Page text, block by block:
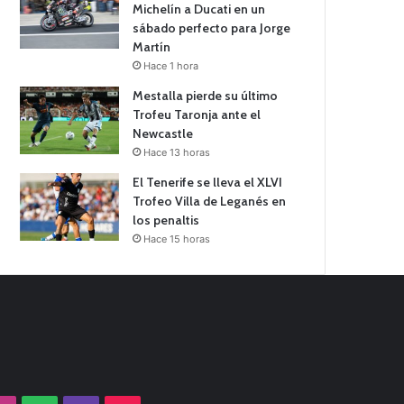
Michelín a Ducati en un
sábado perfecto para Jorge
Martín
Hace 1 hora
Mestalla pierde su último
Trofeu Taronja ante el
Newcastle
Hace 13 horas
El Tenerife se lleva el XLVI
Trofeo Villa de Leganés en
los penaltis
Hace 15 horas